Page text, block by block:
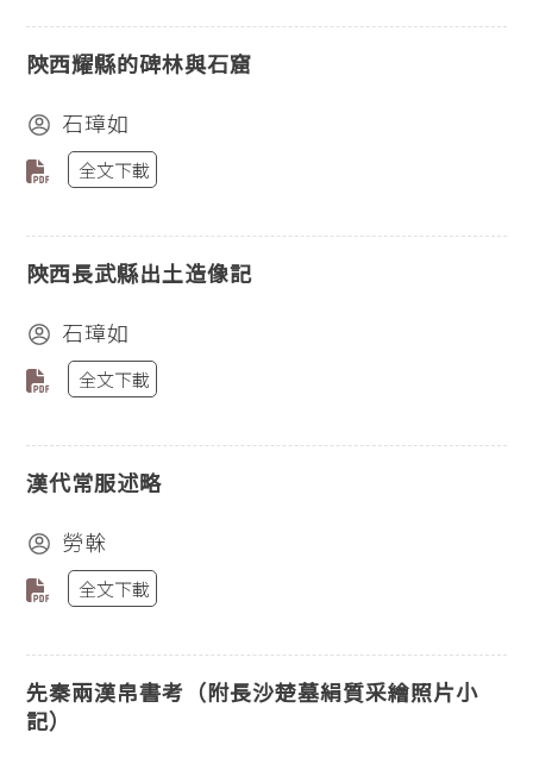
陝西耀縣的碑林與石窟
石璋如
全文下載
陝西長武縣出土造像記
石璋如
全文下載
漢代常服述略
勞榦
全文下載
先秦兩漢帛書考（附長沙楚墓絹質采繪照片小
記）